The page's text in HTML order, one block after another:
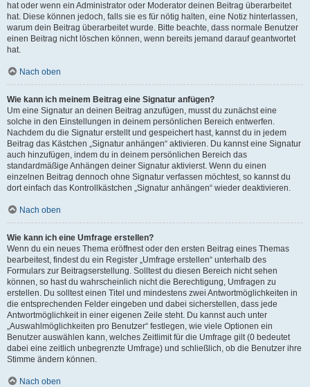
hat oder wenn ein Administrator oder Moderator deinen Beitrag überarbeitet
hat. Diese können jedoch, falls sie es für nötig halten, eine Notiz hinterlassen,
warum dein Beitrag überarbeitet wurde. Bitte beachte, dass normale Benutzer
einen Beitrag nicht löschen können, wenn bereits jemand darauf geantwortet
hat.
Nach oben
Wie kann ich meinem Beitrag eine Signatur anfügen?
Um eine Signatur an deinen Beitrag anzufügen, musst du zunächst eine
solche in den Einstellungen in deinem persönlichen Bereich entwerfen.
Nachdem du die Signatur erstellt und gespeichert hast, kannst du in jedem
Beitrag das Kästchen „Signatur anhängen“ aktivieren. Du kannst eine Signatur
auch hinzufügen, indem du in deinem persönlichen Bereich das
standardmäßige Anhängen deiner Signatur aktivierst. Wenn du einen
einzelnen Beitrag dennoch ohne Signatur verfassen möchtest, so kannst du
dort einfach das Kontrollkästchen „Signatur anhängen“ wieder deaktivieren.
Nach oben
Wie kann ich eine Umfrage erstellen?
Wenn du ein neues Thema eröffnest oder den ersten Beitrag eines Themas
bearbeitest, findest du ein Register „Umfrage erstellen“ unterhalb des
Formulars zur Beitragserstellung. Solltest du diesen Bereich nicht sehen
können, so hast du wahrscheinlich nicht die Berechtigung, Umfragen zu
erstellen. Du solltest einen Titel und mindestens zwei Antwortmöglichkeiten in
die entsprechenden Felder eingeben und dabei sicherstellen, dass jede
Antwortmöglichkeit in einer eigenen Zeile steht. Du kannst auch unter
„Auswahlmöglichkeiten pro Benutzer“ festlegen, wie viele Optionen ein
Benutzer auswählen kann, welches Zeitlimit für die Umfrage gilt (0 bedeutet
dabei eine zeitlich unbegrenzte Umfrage) und schließlich, ob die Benutzer ihre
Stimme ändern können.
Nach oben